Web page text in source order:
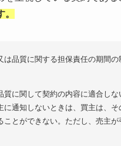
は品質に関する担保責任の期間の
質に関して契約の内容に適合し
に通知しないときは、買主は、
ことができない。ただし、売主